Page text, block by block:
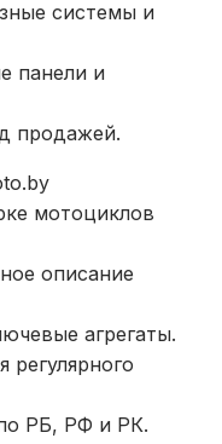
системы и
панели и
продажей.
мотоциклов
описание
агрегаты.
РБ, РФ и РК.